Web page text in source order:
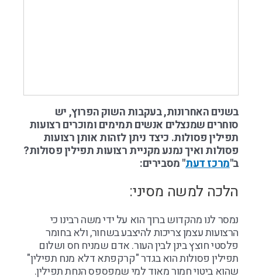
בשנים האחרונות, בעקבות השוק הפרוץ, יש
סוחרים שמנצלים אנשים תמימים ומוכרים רצועות
תפילין פסולות. כיצד ניתן לזהות אותן רצועות
פסולות ואיך נמנע מקניית רצועות תפילין פסולות?
ב"מרכז דעת" מסבירים:
הלכה למשה מסיני:
נמסר לנו מהקדוש ברוך הוא על ידי משה רבינו כי
הרצועות עצמן צריכות להיצבע בשחור, ולא בחומר
פלסטי חוצץ בינן לבין העור. אדם שמניח חס ושלום
תפילין פסולות הוא בגדר "קרקפתא דלא מנח תפילין"
שהוא ביטוי חמור מאוד למי שמפספס הנחת תפילין.